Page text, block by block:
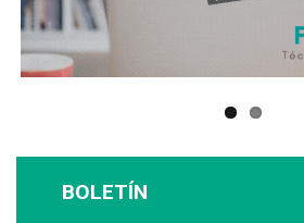
BOLETÍN